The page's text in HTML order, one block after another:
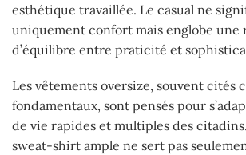
esthétique travaillée. Le casual ne
uniquement confort mais englobe une
d’équilibre entre praticité et
Les vêtements oversize, souvent cités
fondamentaux, sont pensés pour
de vie rapides et multiples des
sweat-shirt ample ne sert pas